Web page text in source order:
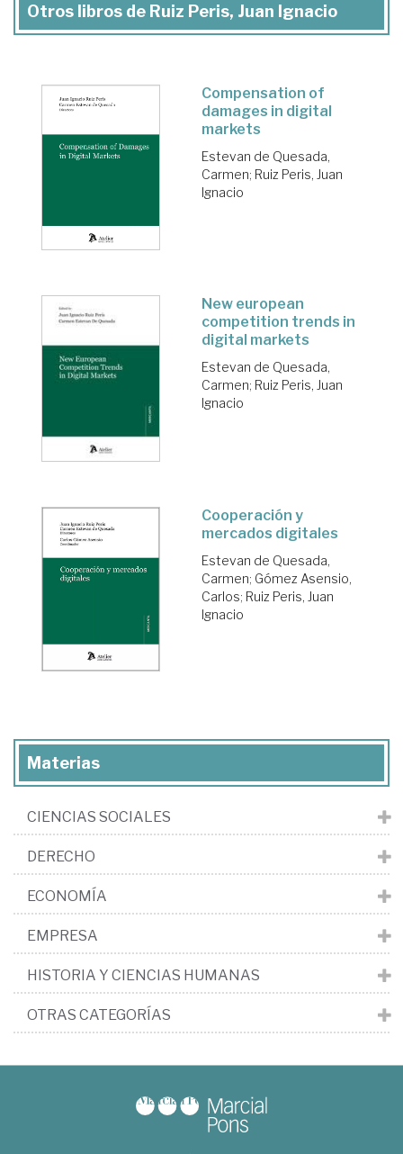
Otros libros de Ruiz Peris, Juan Ignacio
Compensation of
damages in digital
markets
Estevan de Quesada,
Carmen; Ruiz Peris, Juan
Ignacio
New european
competition trends in
digital markets
Estevan de Quesada,
Carmen; Ruiz Peris, Juan
Ignacio
Cooperación y
mercados digitales
Estevan de Quesada,
Carmen; Gómez Asensio,
Carlos; Ruiz Peris, Juan
Ignacio
Materias
CIENCIAS SOCIALES
DERECHO
ECONOMÍA
EMPRESA
HISTORIA Y CIENCIAS HUMANAS
OTRAS CATEGORÍAS